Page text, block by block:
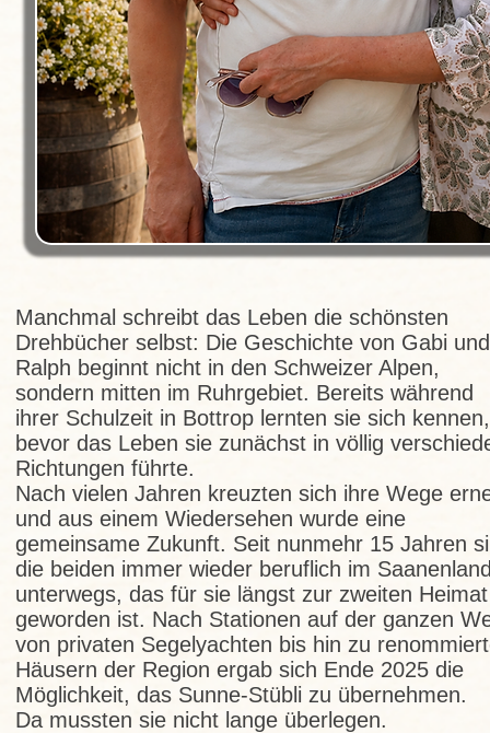
Manchmal schreibt das Leben die schönsten
Drehbücher selbst: Die Geschichte von Gabi und
Ralph beginnt nicht in den Schweizer Alpen,
sondern mitten im Ruhrgebiet. Bereits während
ihrer Schulzeit in Bottrop lernten sie sich kennen,
bevor das Leben sie zunächst in völlig
Richtungen führte.
Nach vielen Jahren kreuzten sich ihre Wege
und aus einem Wiedersehen wurde eine
gemeinsame Zukunft. Seit nunmehr 15 Jahren
die beiden immer wieder beruflich im
unterwegs, das für sie längst zur zweiten Heimat
geworden ist. Nach Stationen auf der ganzen
von privaten Segelyachten bis hin zu
Häusern der Region ergab sich Ende 2025 die
Möglichkeit, das Sunne-Stübli zu übernehmen.
Da mussten sie nicht lange überlegen.